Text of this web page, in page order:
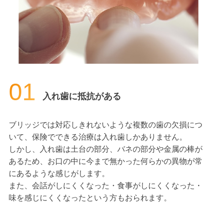
ニュース
ブログ
01 入れ歯に抵抗がある
ブリッジでは対応しきれないような複数の歯の欠損につ
いて、保険でできる治療は入れ歯しかありません。
しかし、入れ歯は土台の部分、バネの部分や金属の棒が
あるため、お口の中に今まで無かった何らかの異物が常
にあるような感じがします。
また、会話がしにくくなった・食事がしにくくなった・
味を感じにくくなったという方もおられます。